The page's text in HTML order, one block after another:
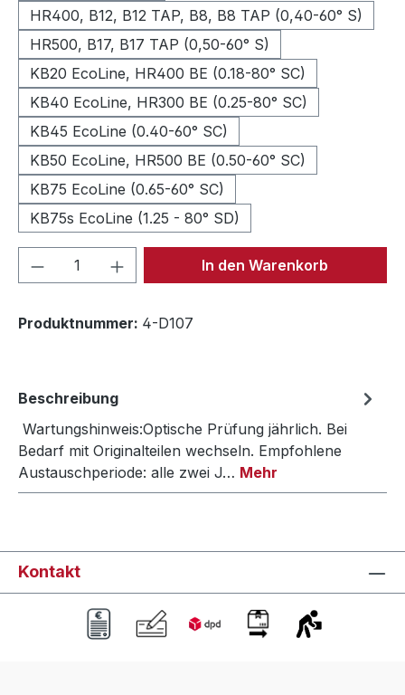
HR400, B12, B12 TAP, B8, B8 TAP (0,40-60° S)
HR500, B17, B17 TAP (0,50-60° S)
KB20 EcoLine, HR400 BE (0.18-80° SC)
KB40 EcoLine, HR300 BE (0.25-80° SC)
KB45 EcoLine (0.40-60° SC)
KB50 EcoLine, HR500 BE (0.50-60° SC)
KB75 EcoLine (0.65-60° SC)
KB75s EcoLine (1.25 - 80° SD)
Produkt Anzahl: Gib denIn den Warenkorb
Produktnummer: 4-D107
Beschreibung
Wartungshinweis:Optische Prüfung jährlich. Bei
Bedarf mit Originalteilen wechseln. Empfohlene
Austauschperiode: alle zwei J… Mehr
Kontakt